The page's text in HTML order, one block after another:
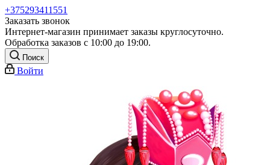
+375293411551
Заказать звонок
Интернет-магазин принимает заказы круглосуточно.
Обработка заказов с 10:00 до 19:00.
Поиск
Войти